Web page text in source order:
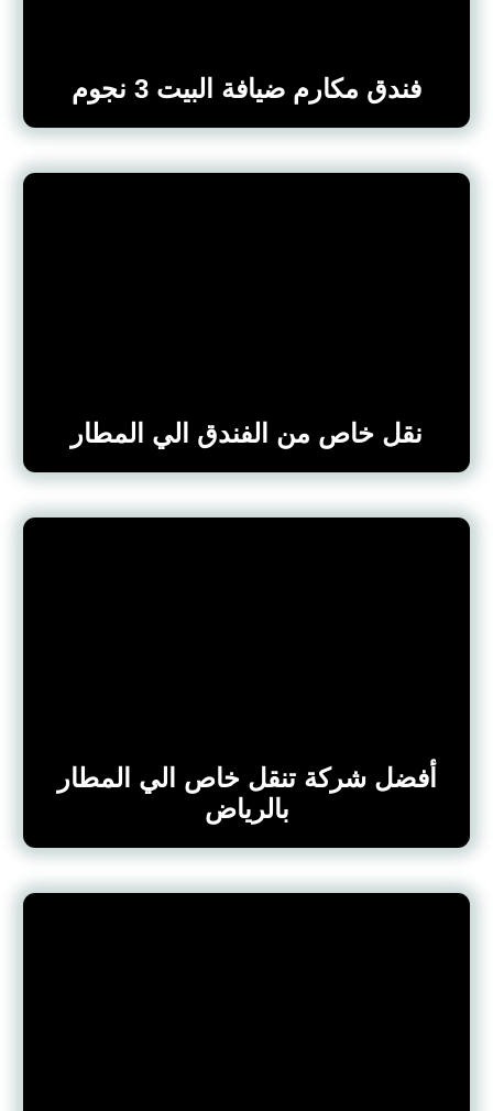
فندق مكارم ضيافة البيت 3 نجوم
نقل خاص من الفندق الي المطار
أفضل شركة تنقل خاص الي المطار
بالرياض